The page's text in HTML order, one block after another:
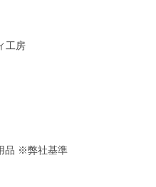
工房
品 ※弊社基準